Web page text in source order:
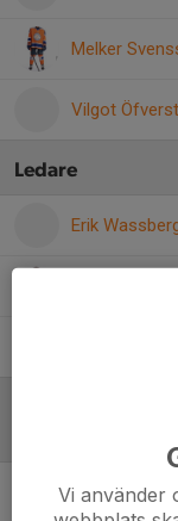
Melker
Vilgot
Ledare
Erik
Vi använder